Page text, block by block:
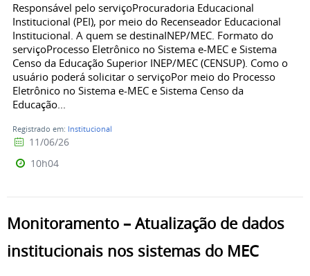
Responsável pelo serviçoProcuradoria Educacional
Institucional (PEI), por meio do Recenseador Educacional
Institucional. A quem se destinaINEP/MEC. Formato do
serviçoProcesso Eletrônico no Sistema e-MEC e Sistema
Censo da Educação Superior INEP/MEC (CENSUP). Como o
usuário poderá solicitar o serviçoPor meio do Processo
Eletrônico no Sistema e-MEC e Sistema Censo da
Educação...
Registrado em: Institucional
11/06/26
10h04
Monitoramento – Atualização de dados
institucionais nos sistemas do MEC